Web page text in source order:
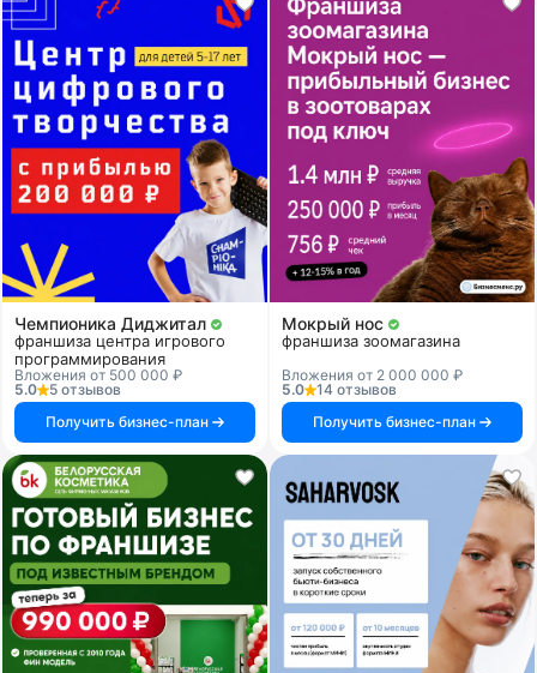
Чемпионика Диджитал
франшиза центра игрового
программирования
Вложения от 500 000 ₽
5.0
5 отзывов
Получить бизнес-план
Мокрый нос
франшиза зоомагазина
Вложения от 2 000 000 ₽
5.0
14 отзывов
Получить бизнес-план